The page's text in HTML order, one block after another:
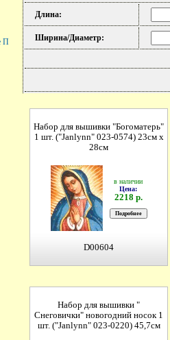
Длина:
Ширина/Диаметр:
Набор для вышивки "Богоматерь"
1 шт. ("Janlynn" 023-0574) 23см х
28см
в наличии
Цена:
2218 р.
D00604
Набор для вышивки "
Снеговички" новогодний носок 1
шт. ("Janlynn" 023-0220) 45,7см